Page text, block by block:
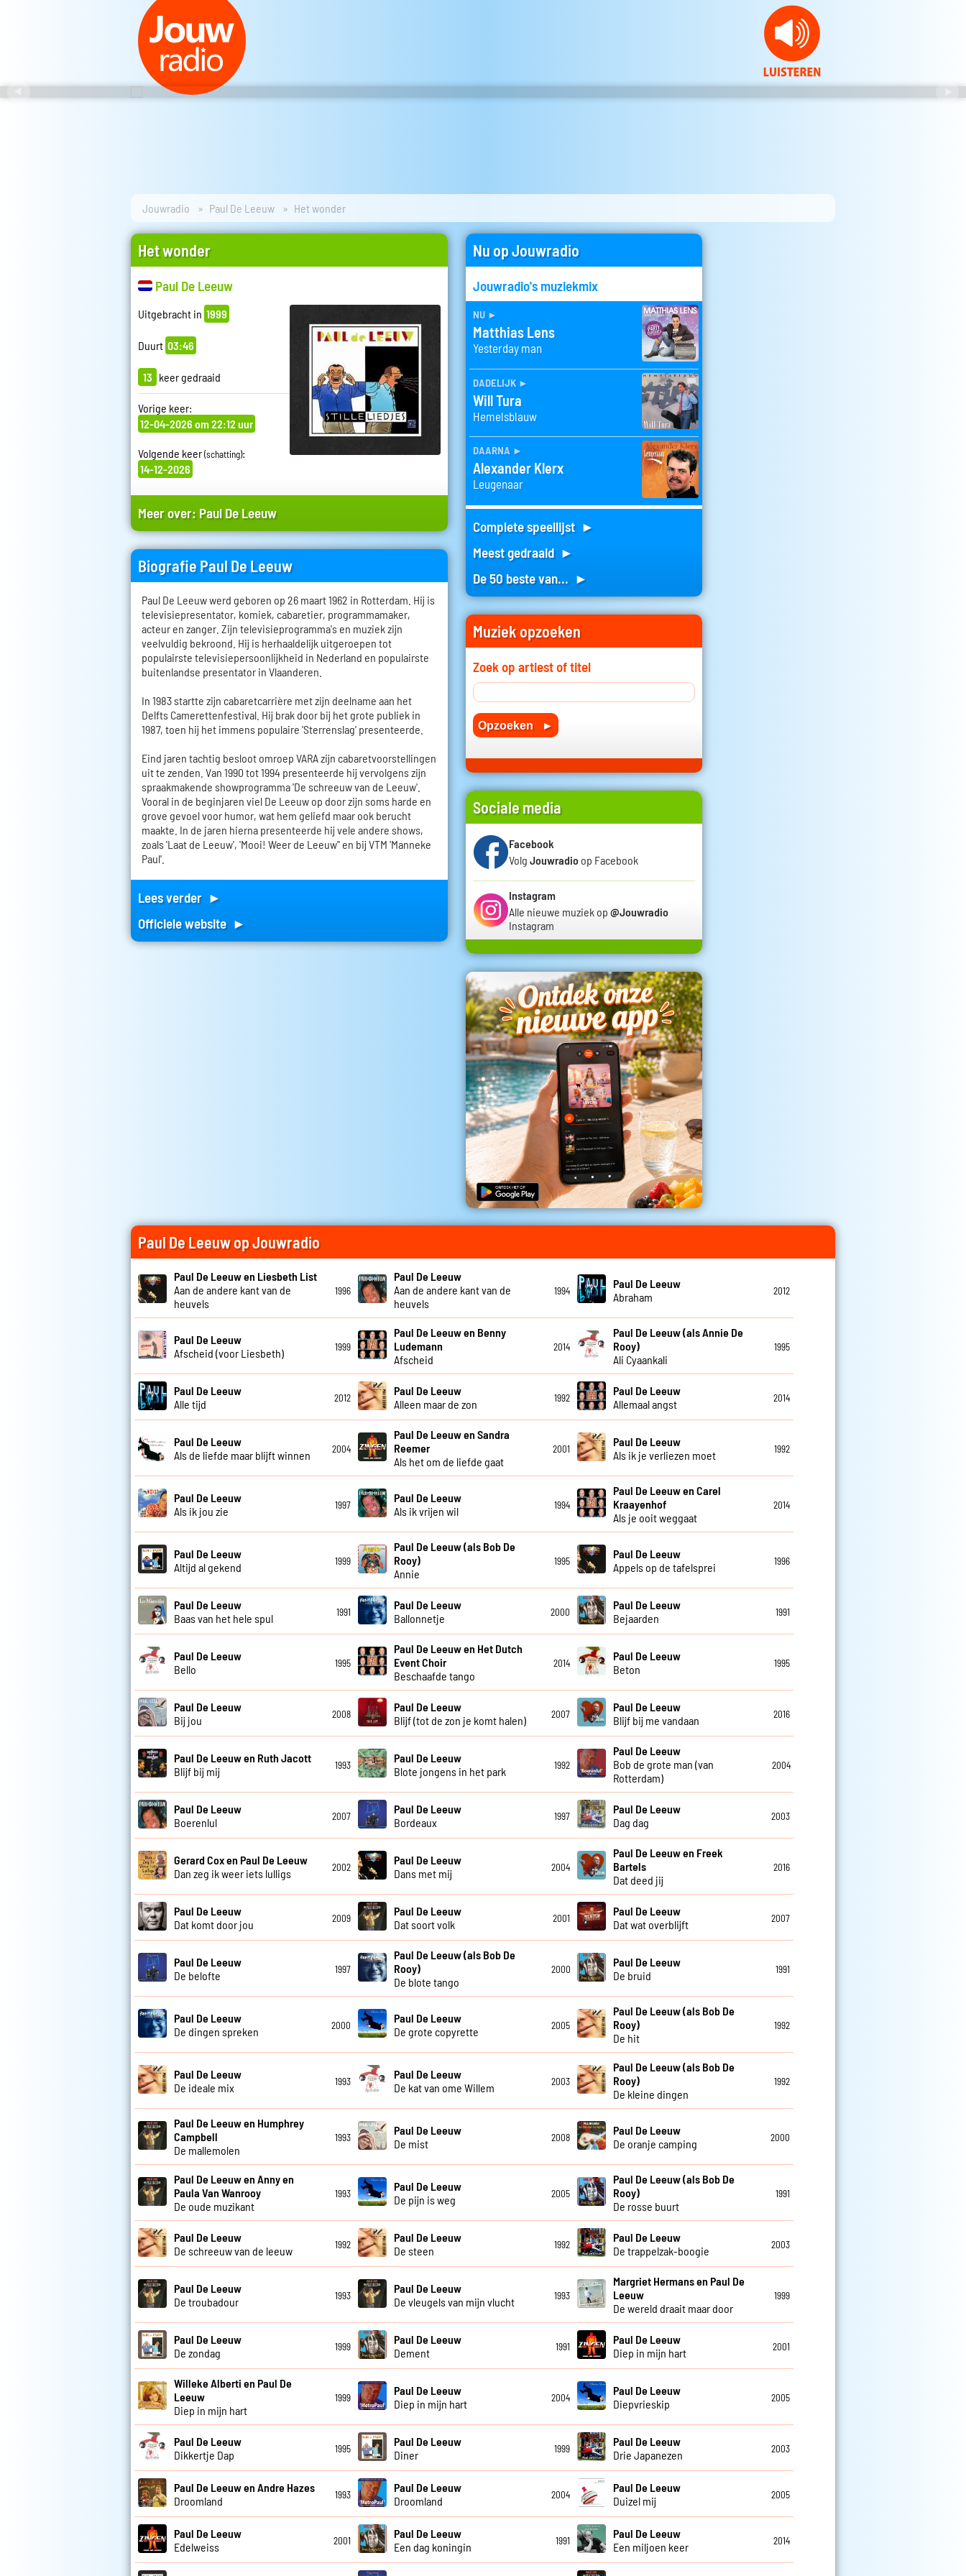
Jouwradio Paul De Leeuw Het wonder
Het wonder
Paul De Leeuw
Uitgebracht in 1999
Duurt 03:46
13 keer gedraaid
Vorige keer:
12-04-2026 om 22:12 uur
Volgende keer(schatting):
14-12-2026
Meer over: Paul De Leeuw
Biografie Paul De Leeuw
Paul De Leeuw werd geboren op 26 maart 1962 in Rotterdam. Hij is
televisiepresentator, komiek, cabaretier, programmamaker,
acteur en zanger. Zijn televisieprogramma's en muziek zijn
veelvuldig bekroond. Hij is herhaaldelijk uitgeroepen tot
populairste televisiepersoonlijkheid in Nederland en populairste
buitenlandse presentator in Vlaanderen.
In 1983 startte zijn cabaretcarrière met zijn deelname aan het
Delfts Camerettenfestival. Hij brak door bij het grote publiek in
1987, toen hij het immens populaire 'Sterrenslag' presenteerde.
Eind jaren tachtig besloot omroep VARA zijn cabaretvoorstellingen
uit te zenden. Van 1990 tot 1994 presenteerde hij vervolgens zijn
spraakmakende showprogramma 'De schreeuw van de Leeuw'.
Vooral in de beginjaren viel De Leeuw op door zijn soms harde en
grove gevoel voor humor, wat hem geliefd maar ook berucht
maakte. In de jaren hierna presenteerde hij vele andere shows,
zoals 'Laat de Leeuw', 'Mooi! Weer de Leeuw'' en bij VTM 'Manneke
Paul'.
Lees verder ►
Officiele website ►
Nu op Jouwradio
Jouwradio's muziekmix
nu ►
Matthias Lens
Yesterday man
dadelijk ►
Will Tura
Hemelsblauw
daarna ►
Alexander Klerx
Leugenaar
Complete speellijst ►
Meest gedraaid ►
De 50 beste van... ►
Muziek opzoeken
Zoek op artiest of titel
Sociale media
Facebook
Volg Jouwradio op Facebook
Instagram
Alle nieuwe muziek op @Jouwradio
Instagram
Paul De Leeuw op Jouwradio
Paul De Leeuw en Liesbeth List
Aan de andere kant van de
heuvels
1996
Paul De Leeuw
Aan de andere kant van de
heuvels
1994
Paul De Leeuw
Abraham
2012
Paul De Leeuw
Afscheid (voor Liesbeth)
1999
Paul De Leeuw en Benny
Ludemann
Afscheid
2014
Paul De Leeuw (als Annie De
Rooy)
Ali Cyaankali
1995
Paul De Leeuw
Alle tijd
2012
Paul De Leeuw
Alleen maar de zon
1992
Paul De Leeuw
Allemaal angst
2014
Paul De Leeuw
Als de liefde maar blijft winnen
2004
Paul De Leeuw en Sandra
Reemer
Als het om de liefde gaat
2001
Paul De Leeuw
Als ik je verliezen moet
1992
Paul De Leeuw
Als ik jou zie
1997
Paul De Leeuw
Als ik vrijen wil
1994
Paul De Leeuw en Carel
Kraayenhof
Als je ooit weggaat
2014
Paul De Leeuw
Altijd al gekend
1999
Paul De Leeuw (als Bob De
Rooy)
Annie
1995
Paul De Leeuw
Appels op de tafelsprei
1996
Paul De Leeuw
Baas van het hele spul
1991
Paul De Leeuw
Ballonnetje
2000
Paul De Leeuw
Bejaarden
1991
Paul De Leeuw
Bello
1995
Paul De Leeuw en Het Dutch
Event Choir
Beschaafde tango
2014
Paul De Leeuw
Beton
1995
Paul De Leeuw
Bij jou
2008
Paul De Leeuw
Blijf (tot de zon je komt halen)
2007
Paul De Leeuw
Blijf bij me vandaan
2016
Paul De Leeuw en Ruth Jacott
Blijf bij mij
1993
Paul De Leeuw
Blote jongens in het park
1992
Paul De Leeuw
Bob de grote man (van
Rotterdam)
2004
Paul De Leeuw
Boerenlul
2007
Paul De Leeuw
Bordeaux
1997
Paul De Leeuw
Dag dag
2003
Gerard Cox en Paul De Leeuw
Dan zeg ik weer iets lulligs
2002
Paul De Leeuw
Dans met mij
2004
Paul De Leeuw en Freek
Bartels
Dat deed jij
2016
Paul De Leeuw
Dat komt door jou
2009
Paul De Leeuw
Dat soort volk
2001
Paul De Leeuw
Dat wat overblijft
2007
Paul De Leeuw
De belofte
1997
Paul De Leeuw (als Bob De
Rooy)
De blote tango
2000
Paul De Leeuw
De bruid
1991
Paul De Leeuw
De dingen spreken
2000
Paul De Leeuw
De grote copyrette
2005
Paul De Leeuw (als Bob De
Rooy)
De hit
1992
Paul De Leeuw
De ideale mix
1993
Paul De Leeuw
De kat van ome Willem
2003
Paul De Leeuw (als Bob De
Rooy)
De kleine dingen
1992
Paul De Leeuw en Humphrey
Campbell
De mallemolen
1993
Paul De Leeuw
De mist
2008
Paul De Leeuw
De oranje camping
2000
Paul De Leeuw en Anny en
Paula Van Wanrooy
De oude muzikant
1993
Paul De Leeuw
De pijn is weg
2005
Paul De Leeuw (als Bob De
Rooy)
De rosse buurt
1991
Paul De Leeuw
De schreeuw van de leeuw
1992
Paul De Leeuw
De steen
1992
Paul De Leeuw
De trappelzak-boogie
2003
Paul De Leeuw
De troubadour
1993
Paul De Leeuw
De vleugels van mijn vlucht
1993
Margriet Hermans en Paul De
Leeuw
De wereld draait maar door
1999
Paul De Leeuw
De zondag
1999
Paul De Leeuw
Dement
1991
Paul De Leeuw
Diep in mijn hart
2001
Willeke Alberti en Paul De
Leeuw
Diep in mijn hart
1999
Paul De Leeuw
Diep in mijn hart
2004
Paul De Leeuw
Diepvrieskip
2005
Paul De Leeuw
Dikkertje Dap
1995
Paul De Leeuw
Diner
1999
Paul De Leeuw
Drie Japanezen
2003
Paul De Leeuw en Andre Hazes
Droomland
1993
Paul De Leeuw
Droomland
2004
Paul De Leeuw
Duizel mij
2005
Paul De Leeuw
Edelweiss
2001
Paul De Leeuw
Een dag koningin
1991
Paul De Leeuw
Een miljoen keer
2014